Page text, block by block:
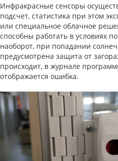
Инфракрасные сенсоры
подсчет, статистика при этом
или специальное облачное
способны работать в условиях
наоборот, при попадании
предусмотрена защита от
происходит, в журнале
отображается ошибка.